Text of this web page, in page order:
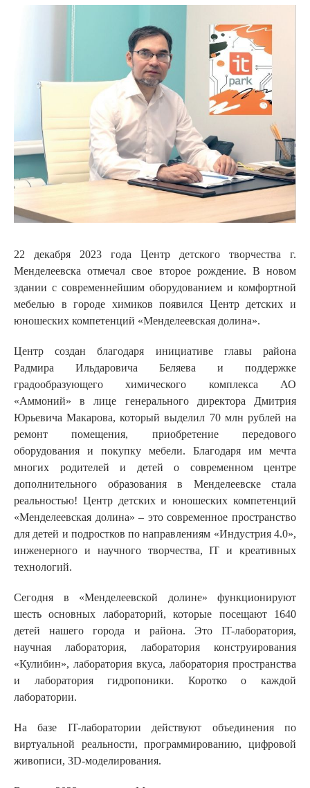
22 декабря 2023 года Центр детского творчества г.
Менделеевска отмечал свое второе рождение. В новом
здании с современнейшим оборудованием и комфортной
мебелью в городе химиков появился Центр детских и
юношеских компетенций «Менделеевская долина».
Центр создан благодаря инициативе главы района
Радмира Ильдаровича Беляева и поддержке
градообразующего химического комплекса АО
«Аммоний» в лице генерального директора Дмитрия
Юрьевича Макарова, который выделил 70 млн рублей на
ремонт помещения, приобретение передового
оборудования и покупку мебели. Благодаря им мечта
многих родителей и детей о современном центре
дополнительного образования в Менделеевске стала
реальностью! Центр детских и юношеских компетенций
«Менделеевская долина» – это современное пространство
для детей и подростков по направлениям «Индустрия 4.0»,
инженерного и научного творчества, IT и креативных
технологий.
Сегодня в «Менделеевской долине» функционируют
шесть основных лабораторий, которые посещают 1640
детей нашего города и района. Это IT-лаборатория,
научная лаборатория, лаборатория конструирования
«Кулибин», лаборатория вкуса, лаборатория пространства
и лаборатория гидропоники. Коротко о каждой
лаборатории.
На базе IT-лаборатории действуют объединения по
виртуальной реальности, программированию, цифровой
живописи, 3D-моделирования.